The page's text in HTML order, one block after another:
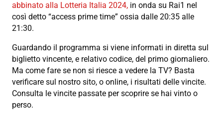
abbinato alla Lotteria Italia 2024, in onda su Rai1 nel
così detto “access prime time” ossia dalle 20:35 alle
21:30.
Guardando il programma si viene informati in diretta sul
biglietto vincente, e relativo codice, del primo giornaliero.
Ma come fare se non si riesce a vedere la TV? Basta
verificare sul nostro sito, o online, i risultati delle vincite.
Consulta le vincite passate per scoprire se hai vinto o
perso.